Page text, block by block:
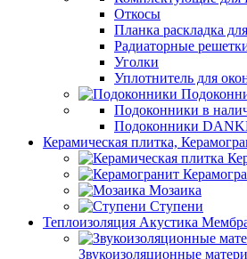
Откосы
Планка раскладка
Радиаторные
Уголки
Уплотнитель для
Подоконники в
Подоконники
Керамическая плитка,
Мозаика
Ступени
Теплоизоляция Акустика
Звукоизоляционные